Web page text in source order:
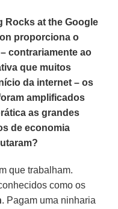
Rocks at the Google
proporciona o
contrariamente ao
que muitos
da internet – os
amplificados
as grandes
de economia
que trabalham.
como os
. Pagam uma ninharia